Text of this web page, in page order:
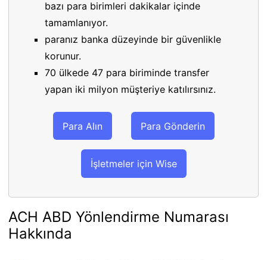
bazı para birimleri dakikalar içinde
tamamlanıyor.
paranız banka düzeyinde bir güvenlikle
korunur.
70 ülkede 47 para biriminde transfer
yapan iki milyon müşteriye katılırsınız.
Para Alın Para Gönderin
İşletmeler için Wise
ACH ABD Yönlendirme Numarası
Hakkında